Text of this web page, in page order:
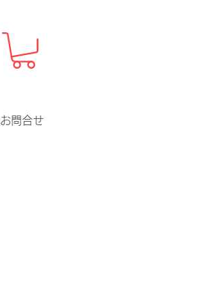
お問合せ